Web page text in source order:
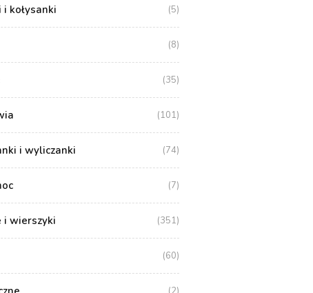
i kołysanki (5)
(8)
(35)
(101)
i wyliczanki (74)
(7)
i wierszyki (351)
(60)